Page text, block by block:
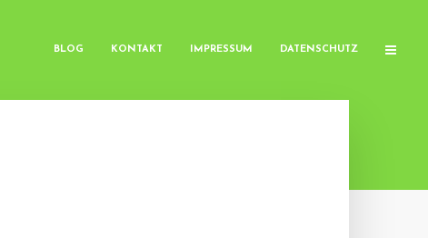
BLOG KONTAKT IMPRESSUM DATENSCHUTZ